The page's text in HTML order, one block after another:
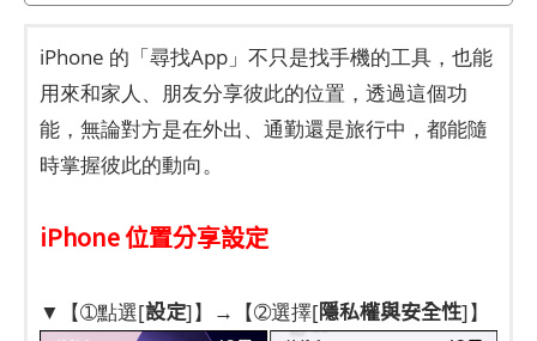
iPhone 的「尋找App」不只是找手機的工具，也能
用來和家人、朋友分享彼此的位置，透過這個功
能，無論對方是在外出、通勤還是旅行中，都能隨
時掌握彼此的動向。
iPhone 位置分享設定
▼【➀點選[設定]】→【➁選擇[隱私權與安全性]】